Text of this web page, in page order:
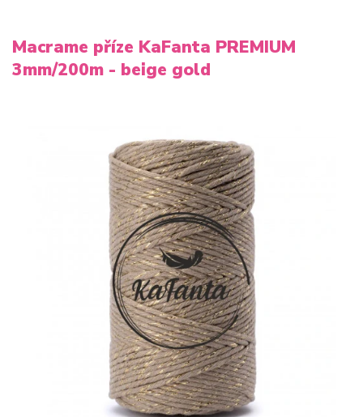
Macrame příze KaFanta PREMIUM
3mm/200m - beige gold